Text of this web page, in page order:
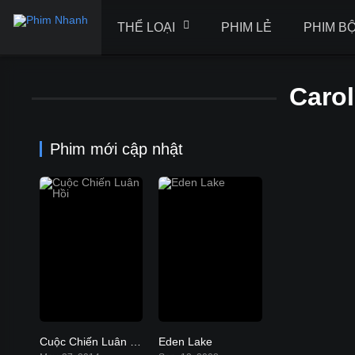
THỂ LOẠI PHIM LẺ PHIM
Phim mới cập nhật
7.9 Eden Lake